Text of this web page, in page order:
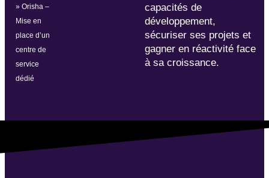
»Orisha –
Mise en
place d’un
centre de
service
dédié
capacités de
développement,
sécuriser ses projets et
gagner en réactivité face
à sa croissance.